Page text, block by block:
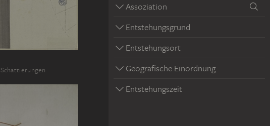
Assoziation
Entstehungsgrund
Entstehungsort
Geografische Einordnung
Entstehungszeit